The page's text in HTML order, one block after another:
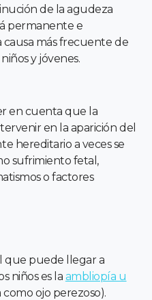
que puede llegar a
niños es la ambliopía u
ojo perezoso).
de la agudeza
permanente e
causa más frecuente de
y jóvenes.
en cuenta que la
en la aparición del
hereditario a veces se
sufrimiento fetal,
o factores